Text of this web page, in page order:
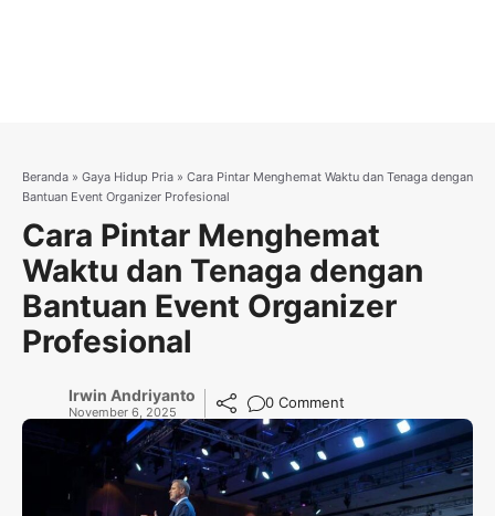
Beranda » Gaya Hidup Pria » Cara Pintar Menghemat Waktu dan Tenaga dengan
Bantuan Event Organizer Profesional
Cara Pintar Menghemat
Waktu dan Tenaga dengan
Bantuan Event Organizer
Profesional
Irwin Andriyanto
November 6, 2025
0 Comment